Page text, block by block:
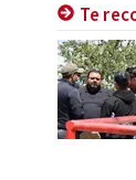
Te